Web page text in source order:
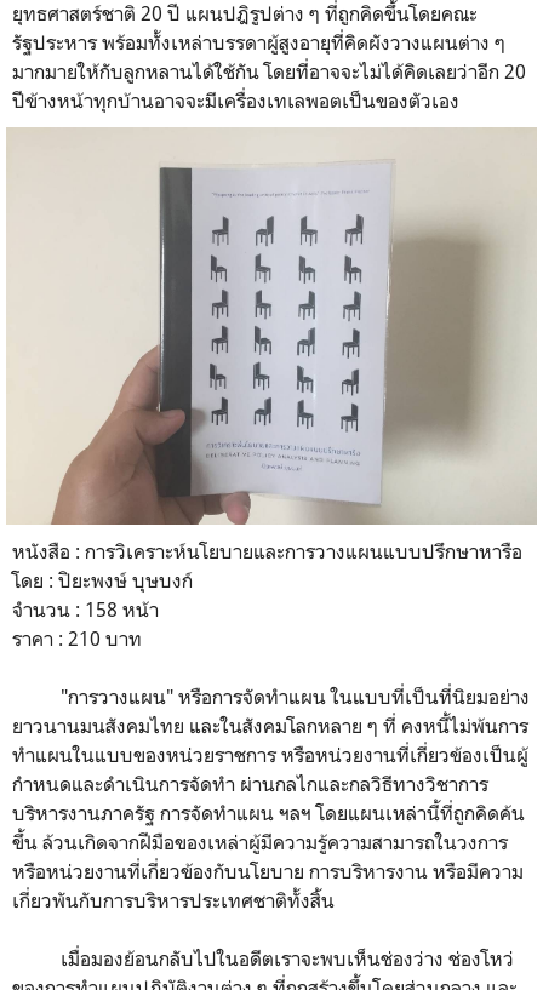
ยุทธศาสตร์ชาติ 20 ปี แผนปฎิรูปต่าง ๆ ที่ถูกคิดขึ้นโดยคณะ
รัฐประหาร พร้อมทั้งเหล่าบรรดาผู้สูงอายุที่คิดผังวางแผนต่าง ๆ
มากมายให้กับลูกหลานได้ใช้กัน โดยที่อาจจะไม่ได้คิดเลยว่าอีก 20
ปีข้างหน้าทุกบ้านอาจจะมีเครื่องเทเลพอตเป็นของตัวเอง
หนังสือ : การวิเคราะห์นโยบายและการวางแผนแบบปรึกษาหารือ
โดย : ปิยะพงษ์ บุษบงก์
จำนวน : 158 หน้า
ราคา : 210 บาท
"การวางแผน" หรือการจัดทำแผน ในแบบที่เป็นที่นิยมอย่าง
ยาวนานมนสังคมไทย และในสังคมโลกหลาย ๆ ที่ คงหนี้ไม่พ้นการ
ทำแผนในแบบของหน่วยราชการ หรือหน่วยงานที่เกี่ยวข้องเป็นผู้
กำหนดและดำเนินการจัดทำ ผ่านกลไกและกลวิธีทางวิชาการ
บริหารงานภาครัฐ การจัดทำแผน ฯลฯ โดยแผนเหล่านี้ที่ถูกคิดค้น
ขึ้น ล้วนเกิดจากฝีมือของเหล่าผู้มีความรู้ความสามารถในวงการ
หรือหน่วยงานที่เกี่ยวข้องกับนโยบาย การบริหารงาน หรือมีความ
เกี่ยวพันกับการบริหารประเทศชาติทั้งสิ้น
เมื่อมองย้อนกลับไปในอดีตเราจะพบเห็นช่องว่าง ช่องโหว่